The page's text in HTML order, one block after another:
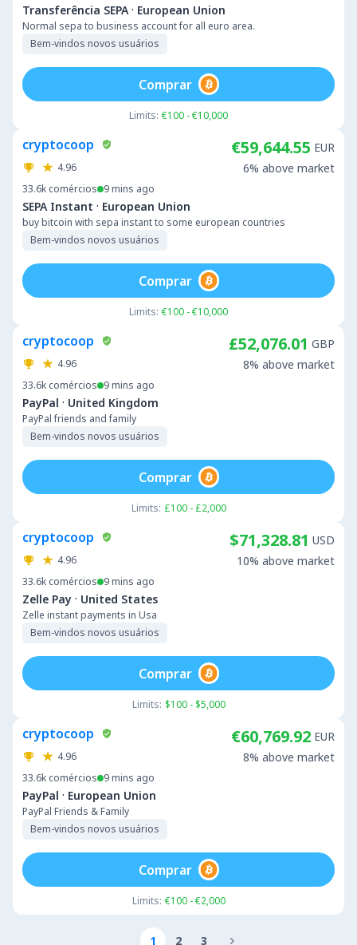
Transferência SEPA · European Union
Normal sepa to business account for all euro area.
Bem-vindos novos usuários
Limits: €100 - €10,000
Comprar
cryptocoop
4.96
33.6k comércios 9 mins ago
SEPA Instant · European Union
buy bitcoin with sepa instant to some european countries
Bem-vindos novos usuários
€59,644.55 EUR
6% above market
Limits: €100 - €10,000
Comprar
cryptocoop
4.96
33.6k comércios 9 mins ago
PayPal · United Kingdom
PayPal friends and family
Bem-vindos novos usuários
£52,076.01 GBP
8% above market
Limits: £100 - £2,000
Comprar
cryptocoop
4.96
33.6k comércios 9 mins ago
Zelle Pay · United States
Zelle instant payments in Usa
Bem-vindos novos usuários
$71,328.81 USD
10% above market
Limits: $100 - $5,000
Comprar
cryptocoop
4.96
33.6k comércios 9 mins ago
PayPal · European Union
PayPal Friends & Family
Bem-vindos novos usuários
€60,769.92 EUR
8% above market
Limits: €100 - €2,000
Comprar
1 2 3 